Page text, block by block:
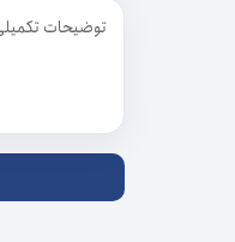
توضیحات